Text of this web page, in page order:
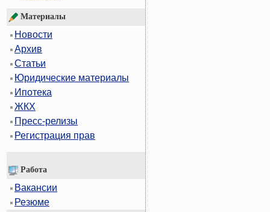
Материалы
Новости
Архив
Статьи
Юридические материалы
Ипотека
ЖКХ
Пресс-релизы
Регистрация прав
Работа
Вакансии
Резюме